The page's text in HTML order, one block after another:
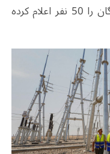
پیشتر مراجع ذی‌ربط شمار کشته‌شدگان را 50 نفر اعلام کرده